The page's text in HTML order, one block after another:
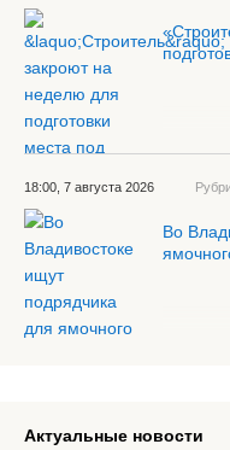
18:00, 7 августа 2026
Во
Актуальные новости